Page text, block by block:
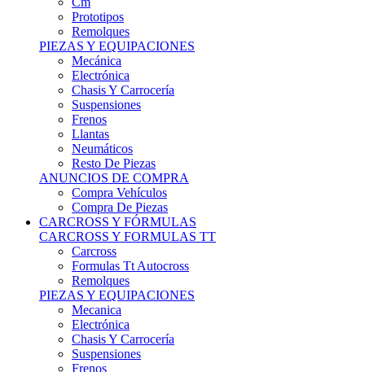
Prototipos
Remolques
PIEZAS Y EQUIPACIONES
Mecánica
Electrónica
Chasis Y Carrocería
Suspensiones
Frenos
Llantas
Neumáticos
Resto De Piezas
ANUNCIOS DE COMPRA
Compra Vehículos
Compra De Piezas
CARCROSS Y FÓRMULAS
CARCROSS Y FORMULAS TT
Carcross
Formulas Tt Autocross
Remolques
PIEZAS Y EQUIPACIONES
Mecanica
Electrónica
Chasis Y Carrocería
Suspensiones
Frenos